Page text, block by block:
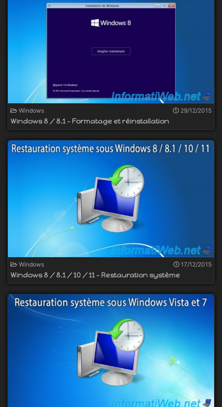
Windows 29/12/2015
Windows 8 / 8.1 - Formatage et réinstallation
Windows 17/12/2015
Windows 8 / 8.1 / 10 / 11 - Restauration système